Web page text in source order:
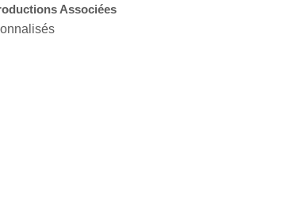
Associées